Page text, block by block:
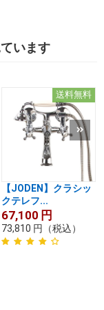
います
送料無料
【JODEN】クラシッ
クテレフ...
67,100 円
73,810 円 （税込）